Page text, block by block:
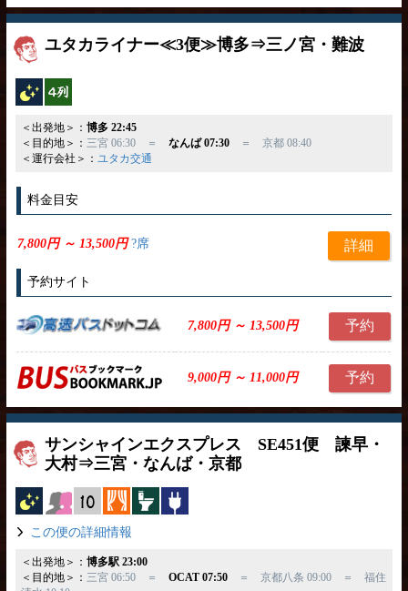
ユタカライナー≪3便≫博多⇒三ノ宮・難波
夜行バス
＜出発地＞： 博多 22:45
＜目的地＞： 三宮 06:30 ＝ なんば 07:30＝ 京都 08:40
＜運行会社＞： ユタカ交通
料金目安
7,800円 ～ 13,500円?席 詳細
予約サイト
7,800円 ～ 13,500円 予約
9,000円 ～ 11,000円 予約
サンシャインエクスプレス SE451便 諫早・
大村⇒三宮・なんば・京都
夜行バス女性安心縦10列カーテントイレ付
この便の詳細情報
＜出発地＞： 博多駅 23:00
＜目的地＞： 三宮 06:50 ＝ OCAT 07:50＝ 京都八条 09:00 ＝ 福住